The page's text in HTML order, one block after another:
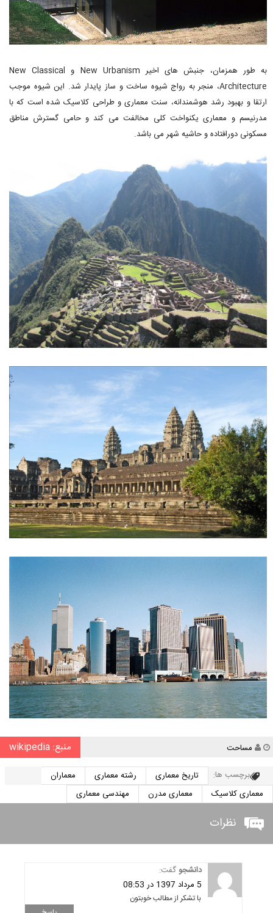
به طور همزمان، جنبش های اخیر New Urbanism و New Classical
Architecture، منجر به رواج شیوه ساخت و ساز پایدار شد. این شیوه موجب
ارتقا و بهبود رشد هوشمندانه، سنت معماری و طراحی کلاسیک شده است که با
مدرنیسم و معماری یکنواخت کلی مخالفت می کند و حامی گسترش مناطق
مسکونی دورافتاده و حاشیه شهر می باشد.
نویسنده
مساحت منبع: wikipedia
برچسب ها: تاریخ معماری رشته معماری
معماران
معماری کلاسیک
معماری مدرن مهندسی معماری
نظرات
دانشجوگفت:
5 مرداد 1397 در 08:53
با تشکر از مطالب خوبتون